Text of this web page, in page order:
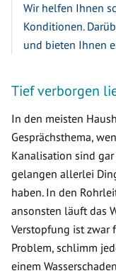
Wir helfen Ihnen
Konditionen.
und bieten Ihnen
Tief verborgen
In den meisten
Gesprächsthema,
Kanalisation sind
gelangen allerlei
haben. In den
ansonsten läuft das
Verstopfung ist zwar
Problem, schlimm
einem